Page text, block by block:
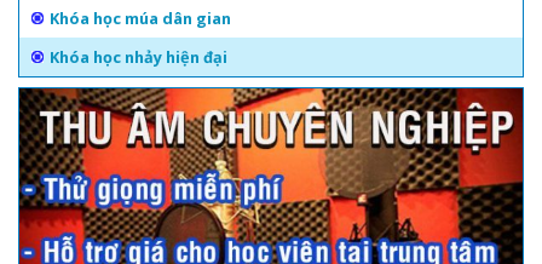
Khóa học múa dân gian
Khóa học nhảy hiện đại